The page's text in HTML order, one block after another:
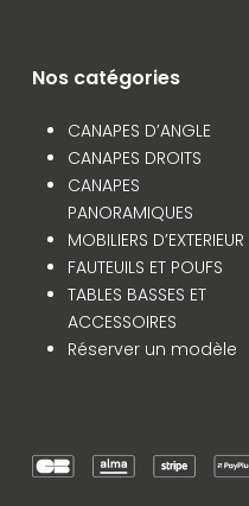
Nos catégories
CANAPES D’ANGLE
CANAPES DROITS
CANAPES
PANORAMIQUES
MOBILIERS D’EXTERIEUR
FAUTEUILS ET POUFS
TABLES BASSES ET
ACCESSOIRES
Réserver un modèle